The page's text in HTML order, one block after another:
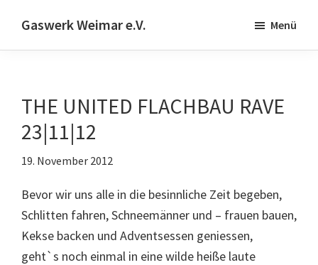
main
Fußzeile
springen
Gaswerk Weimar e.V.
|
Schwanseestr.92
99423
Weimar
Menü
THE UNITED FLACHBAU RAVE
23|11|12
19. November 2012
Bevor wir uns alle in die besinnliche Zeit begeben,
Schlitten fahren, Schneemänner und – frauen bauen,
Kekse backen und Adventsessen geniessen,
geht`s noch einmal in eine wilde heiße laute